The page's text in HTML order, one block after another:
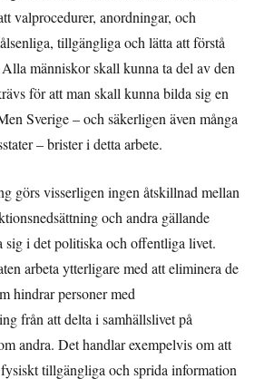
valprocedurer, anordningar, och
tillgängliga och lätta att förstå
människor skall kunna ta del av den
för att man skall kunna bilda sig en
Sverige – och säkerligen även många
– brister i detta arbete.
görs visserligen ingen åtskillnad mellan
och andra gällande
sig i det politiska och offentliga livet.
arbeta ytterligare med att eliminera de
hindrar personer med
från att delta i samhällslivet på
andra. Det handlar exempelvis om att
tillgängliga och sprida information